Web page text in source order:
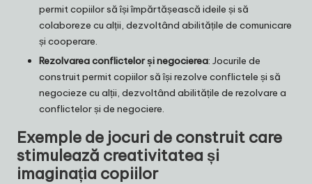
permit copiilor să își împărtășească ideile și să
colaboreze cu alții, dezvoltând abilitățile de comunicare
și cooperare.
Rezolvarea conflictelor și negocierea: Jocurile de
construit permit copiilor să își rezolve conflictele și să
negocieze cu alții, dezvoltând abilitățile de rezolvare a
conflictelor și de negociere.
Exemple de jocuri de construit care
stimulează creativitatea și
imaginația copiilor